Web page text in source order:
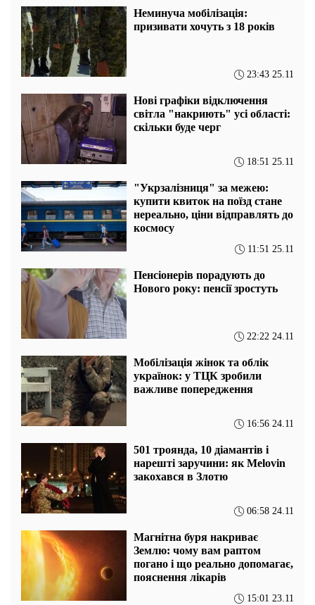
Неминуча мобілізація:
призивати хочуть з 18 років
23:43 25.11
Нові графіки відключення
світла "накриють" усі області:
скільки буде черг
18:51 25.11
"Укрзалізниця" за межею:
купити квиток на поїзд стане
нереально, ціни відправлять до
космосу
11:51 25.11
Пенсіонерів порадують до
Нового року: пенсії зростуть
22:22 24.11
Мобілізація жінок та облік
українок: у ТЦК зробили
важливе попередження
16:56 24.11
501 троянда, 10 діамантів і
нарешті заручини: як Melovin
закохався в Злотю
06:58 24.11
Магнітна буря накриває
Землю: чому вам раптом
погано і що реально допомагає,
пояснення лікарів
15:01 23.11